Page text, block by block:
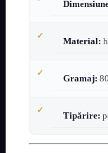
Material:
Gramaj:
Tipărire: